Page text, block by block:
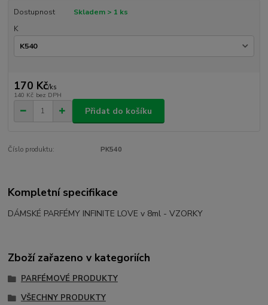
Dostupnost
Skladem > 1 ks
K
170 Kč/ks
140 Kč bez DPH
Přidat do košíku
Číslo produktu: PK540
Kompletní specifikace
DÁMSKÉ PARFÉMY INFINITE LOVE v 8ml - VZORKY
Zboží zařazeno v kategoriích
PARFÉMOVÉ PRODUKTY
VŠECHNY PRODUKTY